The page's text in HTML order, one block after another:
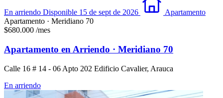
En arriendo Disponible 15 de sept de 2026
Apartamento
Apartamento · Meridiano 70
$680.000 /mes
Apartamento en Arriendo · Meridiano 70
Calle 16 # 14 - 06 Apto 202 Edificio Cavalier, Arauca
En arriendo